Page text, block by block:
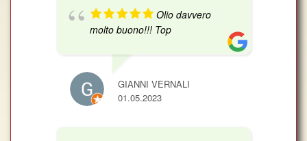
Olio davvero
molto buono!!! Top
GIANNI VERNALI
01.05.2023